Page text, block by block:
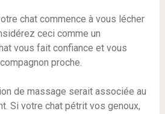
chat commence à vous lécher
ceci comme un
vous fait confiance et vous
proche.
de massage serait associée au
Si votre chat pétrit vos genoux,